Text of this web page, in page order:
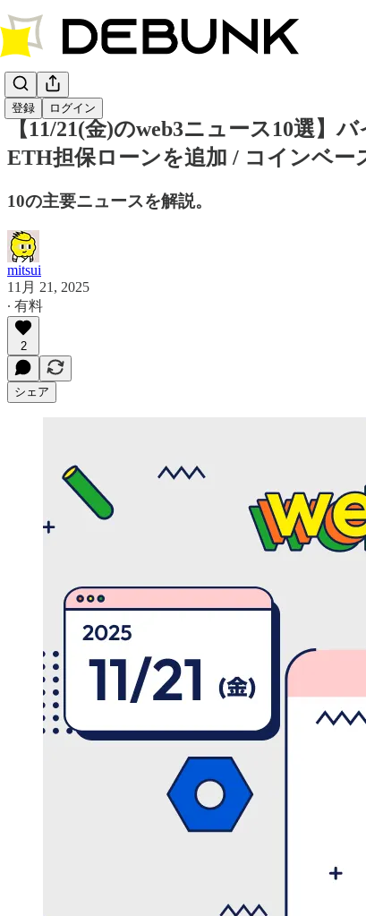
登録 ログイン
【11/21(金)のweb3ニュース10選】
ETH担保ローンを追加 / コインベー
10の主要ニュースを解説。
mitsui
11月 21, 2025
∙ 有料
2
シェア